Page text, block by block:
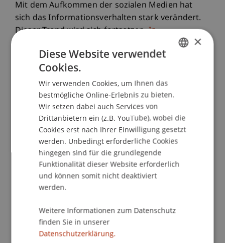
Mit dem Aufkommen der sozialen Medien hat
sich das Informationsverhalten stark verändert.
Dieser Trend wird sich fortsetzen.In
Liechtenstein ist die Nutzung traditioneller
Massenmedien und deren Reichweite im
internationalen Vergleich hoch
Informationsverhalten ändert sich aber auch hier.
Einerseits steigt der Anteil an nachrichtenmüden
Menschen, andererseits gewinnen soziale Medien
an Relevanz. Die steigende Bedeutung sozialer
Medien für die politische Information birgt vor
allem drei Risiken:
Falschmeldungen und gezielte
Desinformation treten häufiger auf.
Algorithmen steuern die Medienvorschläge,
Die Informationsangebote in sozialen Medien
haben meist keinen direkten Bezug zu
Liechtenstein, was zu einer Entfremdung von
×
Diese Website verwendet
Cookies.
Wir verwenden Cookies, um Ihnen das
bestmögliche Online-Erlebnis zu bieten.
Wir setzen dabei auch Services von
Drittanbietern ein (z.B. YouTube), wobei die
Cookies erst nach Ihrer Einwilligung gesetzt
werden. Unbedingt erforderliche Cookies
hingegen sind für die grundlegende
Funktionalität dieser Website erforderlich
und können somit nicht deaktiviert
werden.
Weitere Informationen zum Datenschutz
finden Sie in unserer
Datenschutzerklärung.